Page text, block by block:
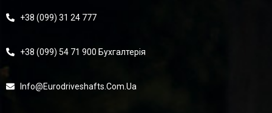
+38 (099) 31 24 777
+38 (099) 54 71 900 Бухгалтерія
Info@eurodriveshafts.com.ua